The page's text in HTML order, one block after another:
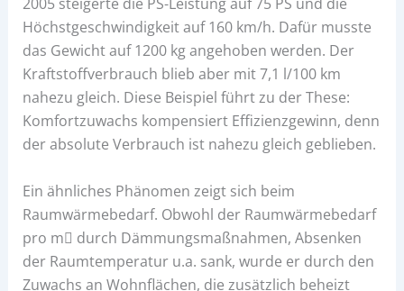
Höchstgeschwindigkeit auf 160 km/h. Dafür musste
das Gewicht auf 1200 kg angehoben werden. Der
Kraftstoffverbrauch blieb aber mit 7,1 l/100 km
nahezu gleich. Diese Beispiel führt zu der These:
Komfortzuwachs kompensiert Effizienzgewinn, denn
der absolute Verbrauch ist nahezu gleich geblieben.
Ein ähnliches Phänomen zeigt sich beim
Raumwärmebedarf. Obwohl der Raumwärmebedarf
pro m durch Dämmungsmaßnahmen, Absenken
der Raumtemperatur u.a. sank, wurde er durch den
Zuwachs an Wohnflächen, die zusätzlich beheizt